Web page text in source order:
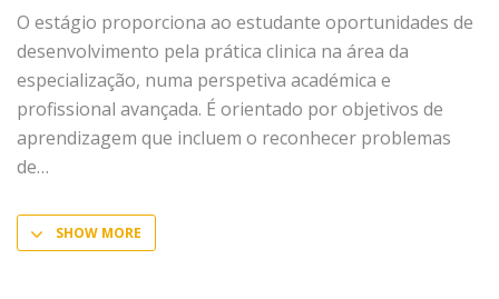
O estágio proporciona ao estudante oportunidades de
desenvolvimento pela prática clinica na área da
especialização, numa perspetiva académica e
profissional avançada. É orientado por objetivos de
aprendizagem que incluem o reconhecer problemas
de
SHOW MORE